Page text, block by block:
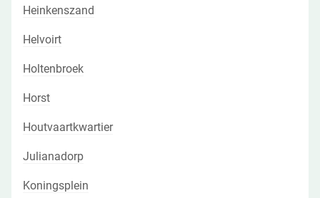
Heinkenszand
Helvoirt
Holtenbroek
Horst
Houtvaartkwartier
Julianadorp
Koningsplein